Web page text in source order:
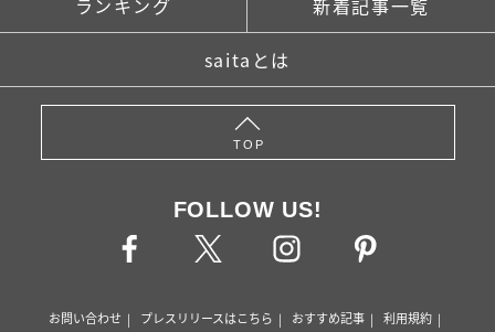
ランキング 新着記事一覧
saitaとは
TOP
FOLLOW US!
お問い合わせ プレスリリースはこちら おすすめ記事 利用規約